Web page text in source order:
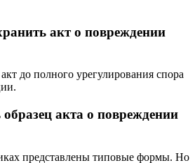
акт о повреждении
до полного урегулирования спора
акта о повреждении
представлены типовые формы. Но